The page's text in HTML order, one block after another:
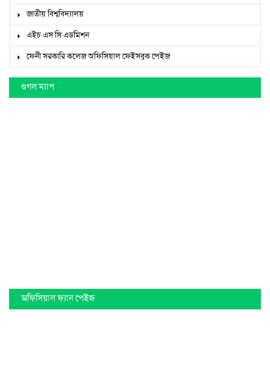
জাতীয় বিশ্ববিদ্যালয়
এইচ এস সি এডমিশন
ফেনী সরকারি কলেজ অফিসিয়াল ফেইসবুক পেইজ
গুগল ম্যাপ
অফিসিয়াল ফ্যান পেইজ